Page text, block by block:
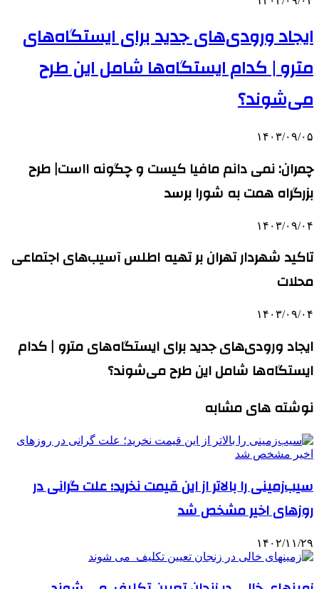
ایجاد ورودی‌های جدید برای ایستگاه‌های
مترو | کدام ایستگاه‌ها شامل این طرح
می‌شوند؟
۱۴۰۳/۰۹/۰۵
چمران: نمی دانم مافیا کیست و چگونه ااست| طرح
بزرگراه همت به شورا برسد
۱۴۰۳/۰۹/۰۴
تاکید شهردار تهران بر تهیه اطلس آسیب‌های اجتماعی
محلات
۱۴۰۳/۰۹/۰۴
ایجاد ورودی‌های جدید برای ایستگاه‌های مترو | کدام
ایستگاه‌ها شامل این طرح می‌شوند؟
نوشته های مشابه
سیب‌زمینی را بالاتر از این قیمت نخرید؛ علت گرانی در
روزهای اخیر مشخص شد
۱۴۰۲/۱۱/۲۹